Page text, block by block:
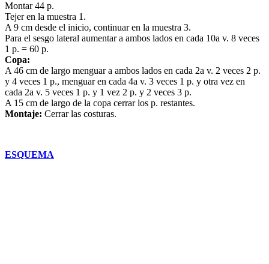
Montar 44 p.
Tejer en la muestra 1.
A 9 cm desde el inicio, continuar en la muestra 3.
Para el sesgo lateral aumentar a ambos lados en cada 10a v. 8 veces
1 p. = 60 p.
Copa:
A 46 cm de largo menguar a ambos lados en cada 2a v. 2 veces 2 p.
y 4 veces 1 p., menguar en cada 4a v. 3 veces 1 p. y otra vez en
cada 2a v. 5 veces 1 p. y 1 vez 2 p. y 2 veces 3 p.
A 15 cm de largo de la copa cerrar los p. restantes.
Montaje: Cerrar las costuras.
ESQUEMA